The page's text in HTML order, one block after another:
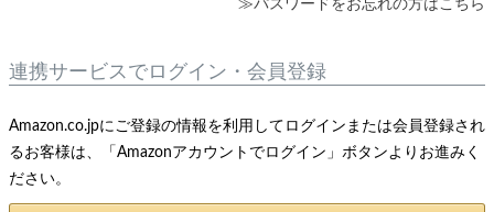
≫パスワードをお忘れの方はこちら
連携サービスでログイン・会員登録
Amazon.co.jpにご登録の情報を利用してログインまたは会員登録され
るお客様は、「Amazonアカウントでログイン」ボタンよりお進みく
ださい。